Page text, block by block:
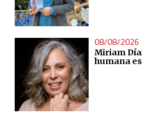
08/08/2026
Miriam
humana